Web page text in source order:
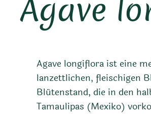
Agave
Agave longiflora ist eine
lanzettlichen, fleischigen
Blütenstand, die in den
Tamaulipas (Mexiko)